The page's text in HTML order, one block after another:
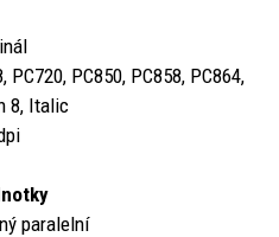
PC720, PC850, PC858, PC864,
8, Italic
paralelní